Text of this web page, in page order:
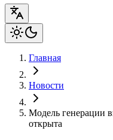
Главная
Новости
Модель генерации
открыта